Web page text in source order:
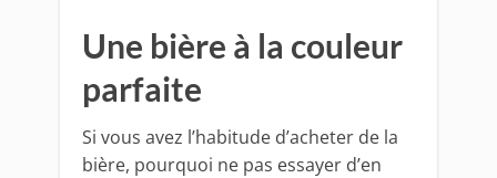
Une bière à la couleur
parfaite
Si vous avez l’habitude d’acheter de la
bière, pourquoi ne pas essayer d’en